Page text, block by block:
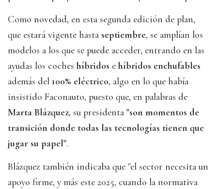
Como novedad, en esta segunda edición de plan,
que estará vigente hasta septiembre, se amplían los
modelos a los que se puede acceder, entrando en las
ayudas los coches híbridos e híbridos enchufables
además del 100% eléctrico, algo en lo que había
insistido Faconauto, puesto que, en palabras de
Marta Blázquez, su presidenta "son momentos de
transición donde todas las tecnologías tienen que
jugar su papel".
Blázquez también indicaba que "el sector necesita un
apoyo firme, y más este 2025, cuando la normativa